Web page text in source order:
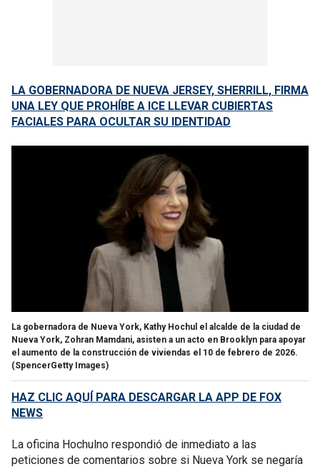
LA GOBERNADORA DE NUEVA JERSEY, SHERRILL, FIRMA
UNA LEY QUE PROHÍBE A ICE LLEVAR CUBIERTAS
FACIALES PARA OCULTAR SU IDENTIDAD
La gobernadora de Nueva York, Kathy Hochul el alcalde de la ciudad de
Nueva York, Zohran Mamdani, asisten a un acto en Brooklyn para apoyar
el aumento de la construcción de viviendas el 10 de febrero de 2026.
(SpencerGetty Images)
HAZ CLIC AQUÍ PARA DESCARGAR LA APP DE FOX
NEWS
La oficina Hochulno respondió de inmediato a las
peticiones de comentarios sobre si Nueva York se negaría